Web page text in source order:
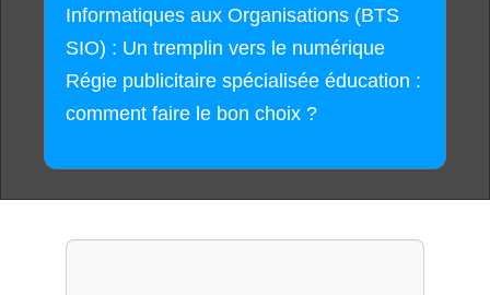
Informatiques aux Organisations (BTS
SIO) : Un tremplin vers le numérique
Régie publicitaire spécialisée éducation :
comment faire le bon choix ?